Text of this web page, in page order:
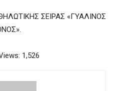
ΣΕΙΡΑΣ «ΓΥΑΛΙΝΟΣ
1,526